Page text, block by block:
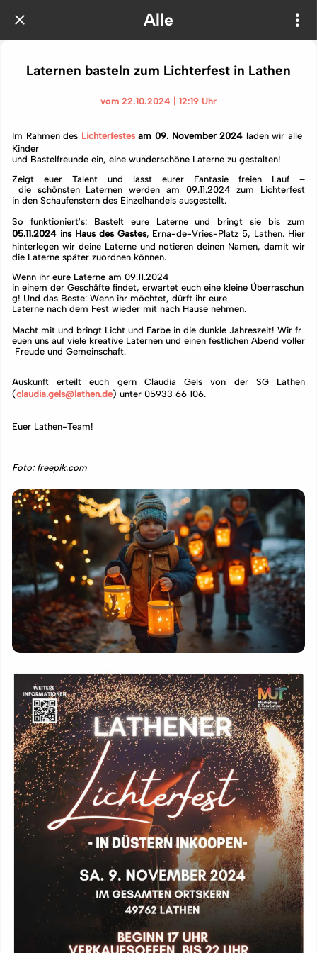
Alle
Laternen basteln zum Lichterfest in Lathen
vom 22.10.2024 | 12:19 Uhr
Im Rahmen des Lichterfestesam 09. November 2024 laden wir alle
Kinder
und Bastelfreunde ein, eine wunderschöne Laterne zu gestalten!
Zeigt euer Talent und lasst eurer Fantasie freien Lauf –
die schönsten Laternen werden am 09.11.2024 zum Lichterfest
in den Schaufenstern des Einzelhandels ausgestellt.
So funktioniert's: Bastelt eure Laterne und bringt sie bis zum
05.11.2024 ins Haus des Gastes, Erna-de-Vries-Platz 5, Lathen. Hier
hinterlegen wir deine Laterne und notieren deinen Namen, damit wir
die Laterne später zuordnen können.
Wenn ihr eure Laterne am 09.11.2024
in einem der Geschäfte findet, erwartet euch eine kleine Überraschun
g! Und das Beste: Wenn ihr möchtet, dürft ihr eure
Laterne nach dem Fest wieder mit nach Hause nehmen.
Macht mit und bringt Licht und Farbe in die dunkle Jahreszeit! Wir fr
euen uns auf viele kreative Laternen und einen festlichen Abend voller
Freude und Gemeinschaft.
Auskunft erteilt euch gern Claudia Gels von der SG Lathen
(claudia.gels@lathen.de) unter 05933 66 106.
Euer Lathen-Team!
Foto: freepik.com